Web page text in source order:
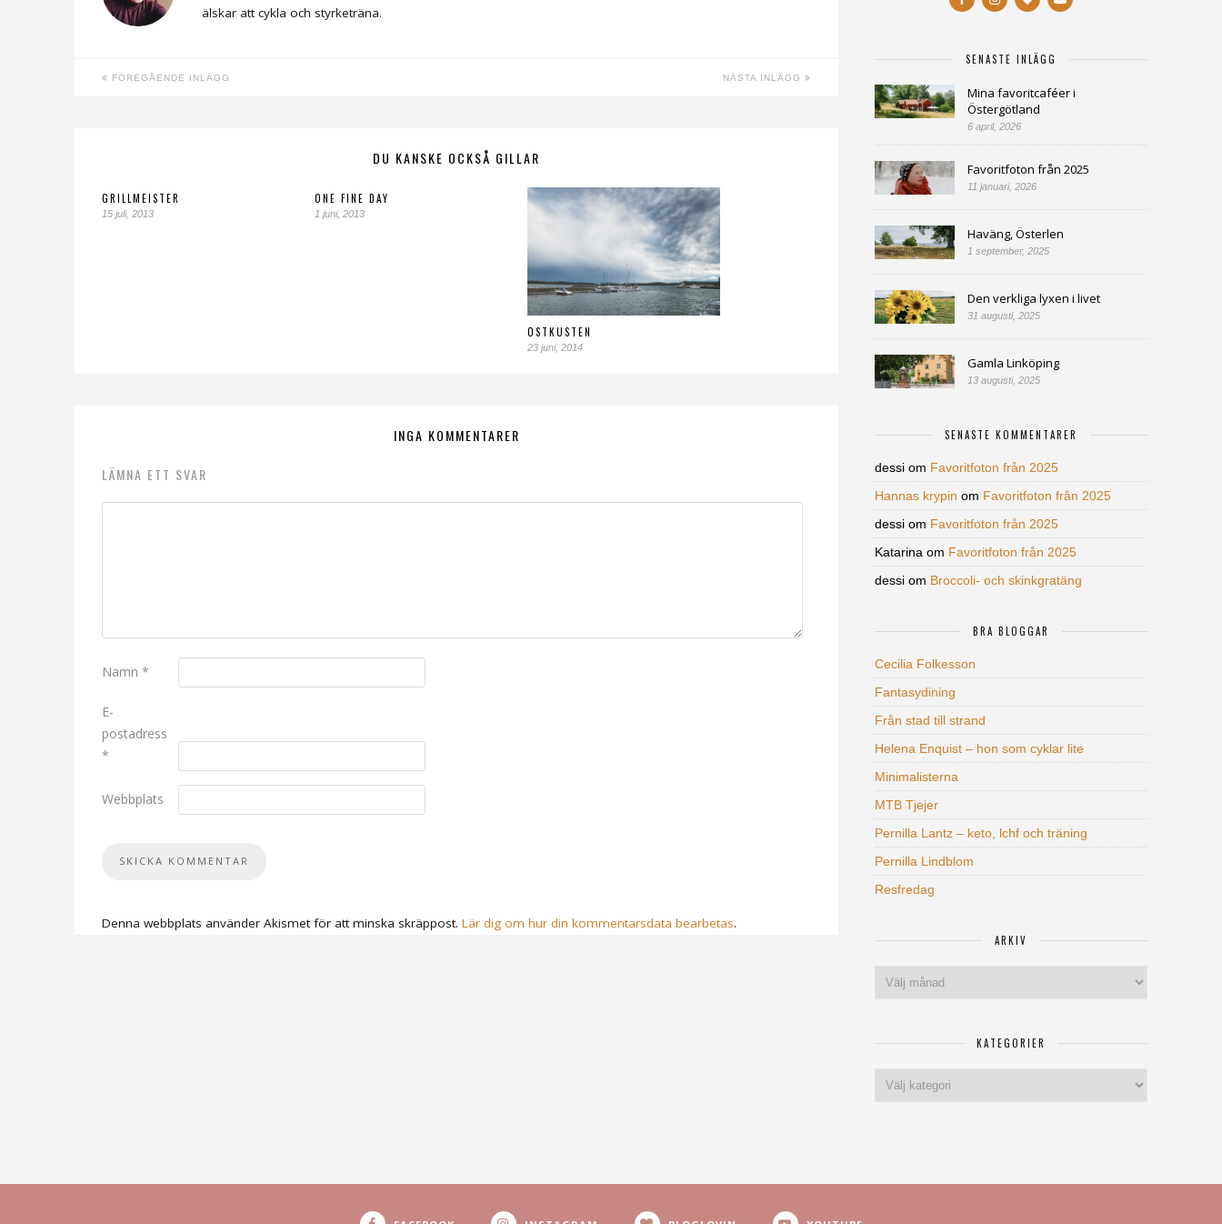
älskar att cykla och styrketräna.
FÖREGÅENDE INLÄGG NÄSTA INLÄGG
DU KANSKE OCKSÅ GILLAR
GRILLMEISTER
15 juli, 2013
ONE FINE DAY
1 juni, 2013
OSTKUSTEN
23 juni, 2014
INGA KOMMENTARER
LÄMNA ETT SVAR
Namn *
E-
postadress
*
Webbplats
Denna webbplats använder Akismet för att minska skräppost. Lär dig om hur din kommentarsdata bearbetas.
SENASTE INLÄGG
Mina favoritcaféer i
Östergötland
6 april, 2026
Favoritfoton från 2025
11 januari, 2026
Haväng, Österlen
1 september, 2025
Den verkliga lyxen i livet
31 augusti, 2025
Gamla Linköping
13 augusti, 2025
SENASTE KOMMENTARER
dessi om Favoritfoton från 2025
Hannas krypin om Favoritfoton från 2025
dessi om Favoritfoton från 2025
Katarina om Favoritfoton från 2025
dessi om Broccoli- och skinkgratäng
BRA BLOGGAR
Cecilia Folkesson
Fantasydining
Från stad till strand
Helena Enquist – hon som cyklar lite
Minimalisterna
MTB Tjejer
Pernilla Lantz – keto, lchf och träning
Pernilla Lindblom
Resfredag
ARKIV
KATEGORIER